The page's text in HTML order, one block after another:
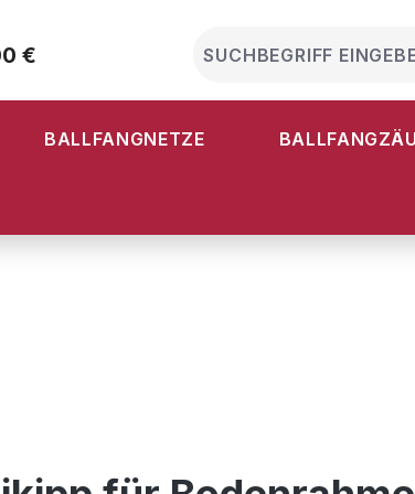
€
BALLFANGNETZE